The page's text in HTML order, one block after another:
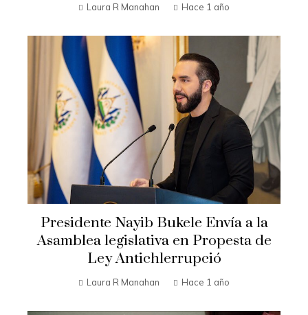
Laura R Manahan Hace 1 año
Presidente Nayib Bukele Envía a la
Asamblea legislativa en Propesta de
Ley Antichlerrupció
Laura R Manahan Hace 1 año